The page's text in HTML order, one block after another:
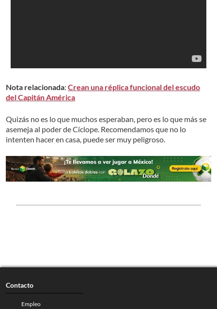
Nota relacionada: Crean una réplica funcional del escudo
del Capitán América
Quizás no es lo que muchos esperaban, pero es lo que más se
asemeja al poder de Cíclope. Recomendamos que no lo
intenten hacer en casa, puede ser muy peligroso.
Contacto
Empleo